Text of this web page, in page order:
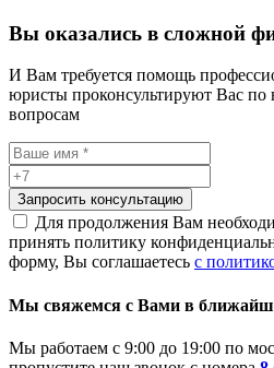
Вы оказались в сложной
И Вам требуется помощь
юристы проконсультируют Вас
вопросам
Запросить консультацию
Для продолжения Вам
принять политику
форму, Вы соглашаетесь с
Мы свяжемся с Вами в
Мы работаем с 9:00 до 19:00 по